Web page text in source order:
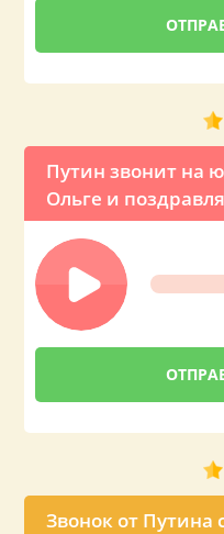
Путин звонит на
Ольге и
Звонок от Путина